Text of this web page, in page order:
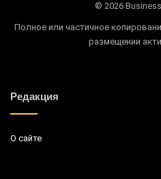
© 2026
Полное или частичное
размещении
Редакция
О сайте